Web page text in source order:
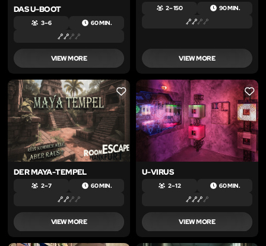
DAS U-BOOT
3 – 6 60 MIN.
VIEW MORE
2 – 150 90 MIN.
VIEW MORE
LIKE
DER MAYA-TEMPEL
2 – 7 60 MIN.
VIEW MORE
LIKE
U-VIRUS
2 – 12 60 MIN.
VIEW MORE